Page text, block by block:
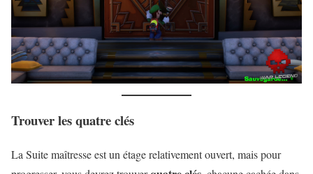
Trouver les quatre clés
La Suite maîtresse est un étage relativement ouvert, mais pour